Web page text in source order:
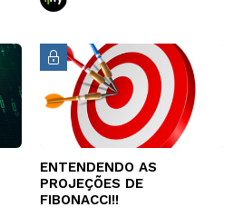
ENTENDENDO AS
PROJEÇÕES DE
FIBONACCI!!